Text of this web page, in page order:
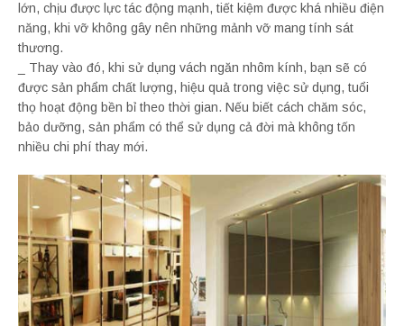
lớn, chịu được lực tác động mạnh, tiết kiệm được khá nhiều điện
năng, khi vỡ không gây nên những mảnh vỡ mang tính sát
thương.
_ Thay vào đó, khi sử dụng vách ngăn nhôm kính, bạn sẽ có
được sản phẩm chất lượng, hiệu quả trong việc sử dụng, tuổi
thọ hoạt động bền bỉ theo thời gian. Nếu biết cách chăm sóc,
bảo dưỡng, sản phẩm có thể sử dụng cả đời mà không tốn
nhiều chi phí thay mới.